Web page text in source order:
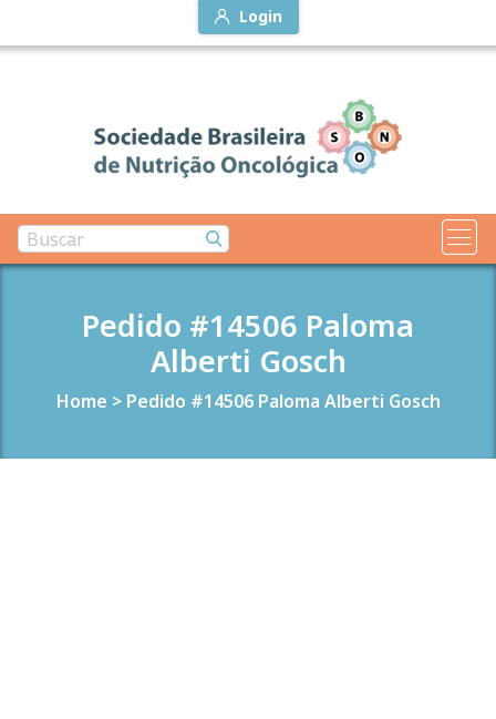
Login
Pedido #14506 Paloma
Alberti Gosch
Home > Pedido #14506 Paloma Alberti Gosch